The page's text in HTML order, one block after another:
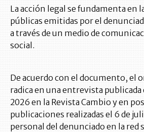
La acción legal se fundamenta en
públicas emitidas por el
a través de un medio de
social.
De acuerdo con el documento, el
radica en una entrevista publicada
2026 en la Revista Cambio y en
publicaciones realizadas el 6 de
personal del denunciado en la red